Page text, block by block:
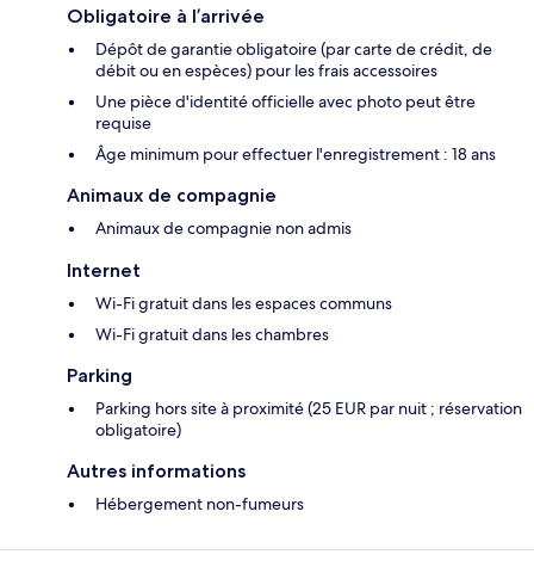
Obligatoire à l’arrivée
Dépôt de garantie obligatoire (par carte de crédit, de
débit ou en espèces) pour les frais accessoires
Une pièce d'identité officielle avec photo peut être
requise
Âge minimum pour effectuer l'enregistrement : 18 ans
Animaux de compagnie
Animaux de compagnie non admis
Internet
Wi-Fi gratuit dans les espaces communs
Wi-Fi gratuit dans les chambres
Parking
Parking hors site à proximité (25 EUR par nuit ; réservation
obligatoire)
Autres informations
Hébergement non-fumeurs